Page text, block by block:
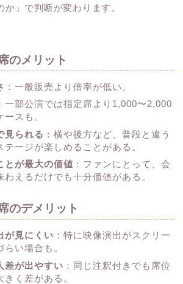
」で判断が変わります。
のメリット
：一般販売より倍率が低い。
一部公演では指定席より1,000〜2,000
スも。
見られる ：横や後方など、普段と違う
テージが楽しめることがある。
とが最大の価値 ：ファンにとって、会
わえるだけでも十分価値がある。
のデメリット
が見にくい ：特に映像演出がスクリー
らい場合も。
差が出やすい ：同じ注釈付きでも席位
く差がある。